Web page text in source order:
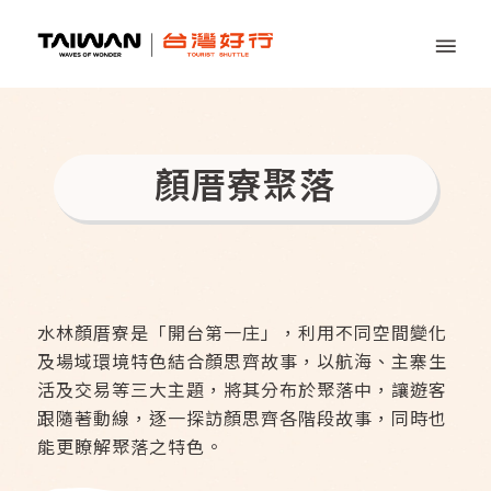
顏厝寮聚落
水林顏厝寮是「開台第一庄」，利用不同空間變化
及場域環境特色結合顏思齊故事，以航海、主寨生
活及交易等三大主題，將其分布於聚落中，讓遊客
跟隨著動線，逐一探訪顏思齊各階段故事，同時也
能更瞭解聚落之特色。